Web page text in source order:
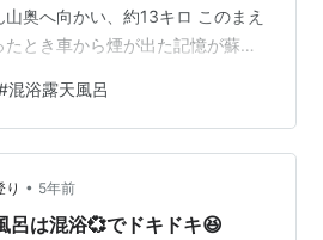
奥へ向かい、約13キロ このまえ
とき車から煙が出た記憶が蘇っ
無事とおちゃこ♨ 大白川
) ギリギリ今月いっぱいまで 源泉
源泉湧出量が毎分600㍑ってすご
露天風呂で硫黄の香りはするけ
目の前は白水湖、背景は霊峰
混浴露天風呂
り • 5年前
呂は混浴💞でドキドキ😆